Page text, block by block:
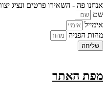
אנחנו פה - השאירו פרטים ונציג
שם
אימייל
מהות הפניה
שליחה
מפת האתר